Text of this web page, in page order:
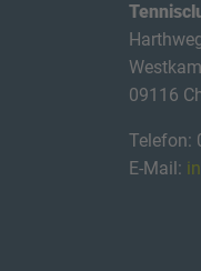
09116
Telefon:
E-Mail: